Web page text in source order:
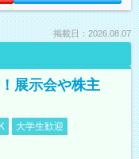
掲載日：2026.08.07
展示会や株主
大学生歓迎